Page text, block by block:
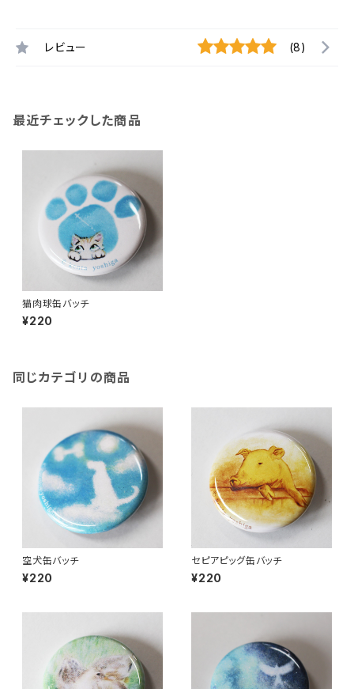
レビュー (8)
最近チェックした商品
猫肉球缶バッチ
¥220
同じカテゴリの商品
空犬缶バッチ
¥220
セピアピッグ缶バッチ
¥220